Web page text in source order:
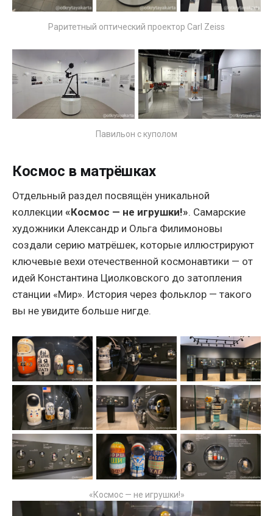
Раритетный оптический проектор Carl Zeiss
Павильон с куполом
Космос в матрёшках
Отдельный раздел посвящён уникальной
коллекции «Космос — не игрушки!». Самарские
художники Александр и Ольга Филимоновы
создали серию матрёшек, которые иллюстрируют
ключевые вехи отечественной космонавтики — от
идей Константина Циолковского до затопления
станции «Мир». История через фольклор — такого
вы не увидите больше нигде.
«Космос — не игрушки!»